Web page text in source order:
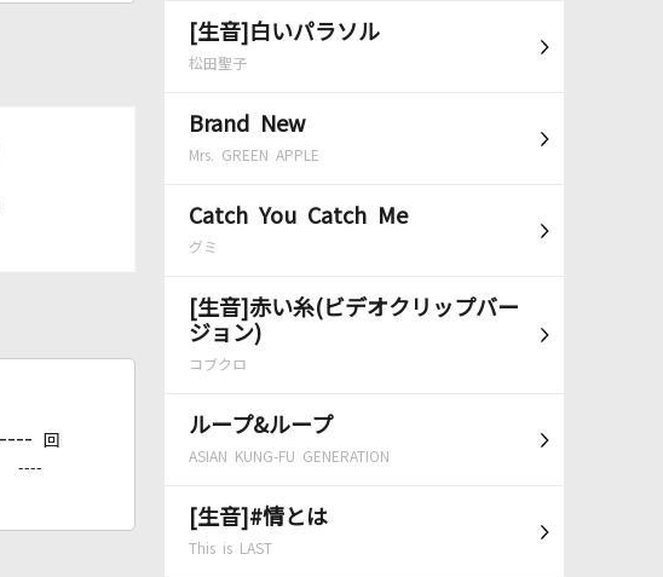
[生音]白いパラソル
松田聖子
Brand New
Mrs. GREEN APPLE
Catch You Catch Me
グミ
[生音]赤い糸(ビデオクリップバー
ジョン)
コブクロ
ループ&ループ
ASIAN KUNG-FU GENERATION
[生音]#情とは
This is LAST
---- 回
----